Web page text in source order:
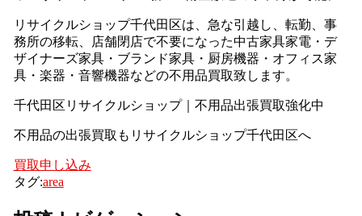
リサイクルショップ千代田区は、急な引越し、転勤、事
務所の移転、店舗閉店で不要になった中古家具家電・デ
ザイナーズ家具・ブランド家具・厨房機器・オフィス家
具・楽器・音響機器などの不用品買取致します。
千代田区リサイクルショップ｜不用品出張買取強化中
不用品の出張買取もリサイクルショップ千代田区へ
買取申し込み
タグ:area